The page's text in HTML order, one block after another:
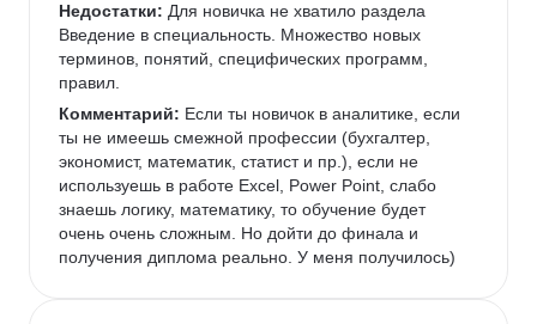
Недостатки: Для новичка не хватило раздела
Введение в специальность. Множество новых
терминов, понятий, специфических программ,
правил.
Комментарий: Если ты новичок в аналитике, если
ты не имеешь смежной профессии (бухгалтер,
экономист, математик, статист и пр.), если не
используешь в работе Excel, Power Point, слабо
знаешь логику, математику, то обучение будет
очень очень сложным. Но дойти до финала и
получения диплома реально. У меня получилось)